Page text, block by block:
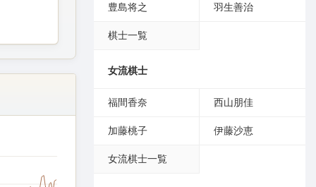
豊島将之 羽生善治
棋士一覧
女流棋士
福間香奈 西山朋佳
加藤桃子 伊藤沙恵
女流棋士一覧